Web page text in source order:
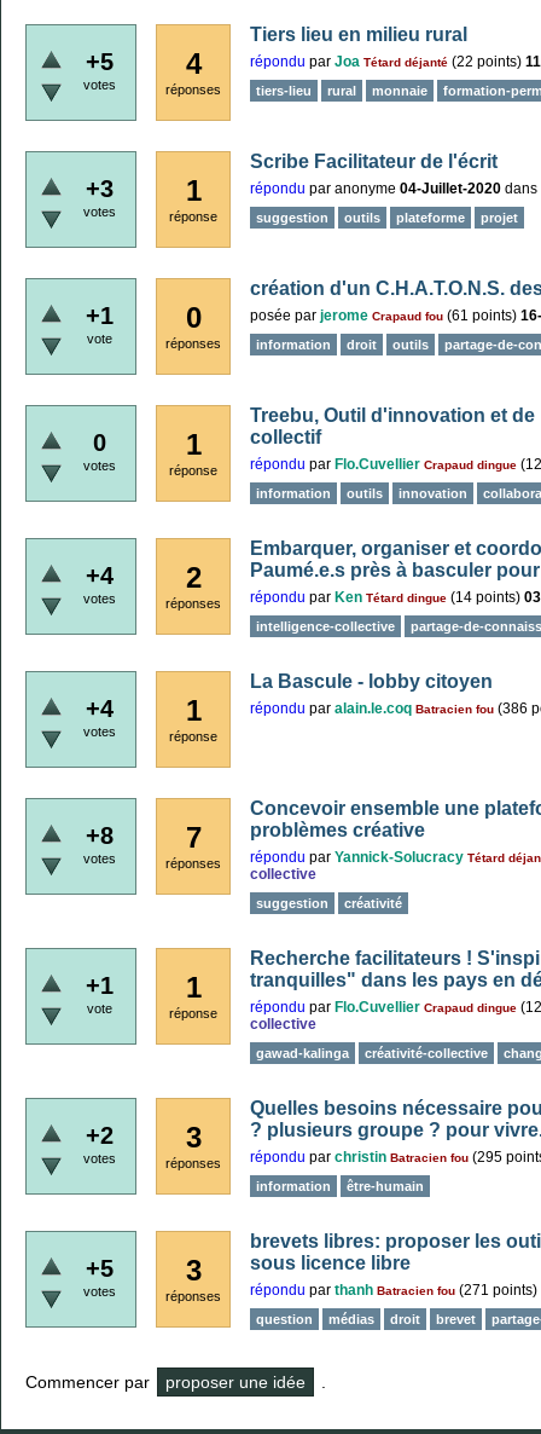
+5
votes
4
réponses
Tiers lieu en milieu rural
répondu par Joa Tétard déjanté (22 points)
tiers-lieu rural monnaie formation-
+3
votes
1
réponse
Scribe Facilitateur de l'écrit
répondu par anonyme 04-Juillet-2020 dans
suggestion outils plateforme projet
+1
vote
0
réponses
création d'un C.H.A.T.O.N.S.
posée par jerome Crapaud fou (61 points)
information droit outils partage-de-
0
votes
1
réponse
Treebu, Outil d'innovation et
collectif
répondu par Flo.Cuvellier Crapaud dingue (
information outils innovation
+4
votes
2
réponses
Embarquer, organiser et
Paumé.e.s près à basculer
répondu par Ken Tétard dingue (14 points)
intelligence-collective partage-de-
+4
votes
1
réponse
La Bascule - lobby citoyen
répondu par alain.le.coq Batracien fou (386
+8
votes
7
réponses
Concevoir ensemble une
problèmes créative
répondu par Yannick-Solucracy Tétard
collective
suggestion créativité
+1
vote
1
réponse
Recherche facilitateurs !
tranquilles" dans les pays en
répondu par Flo.Cuvellier Crapaud dingue (
collective
gawad-kalinga créativité-collective
+2
votes
3
réponses
Quelles besoins nécessaire
? plusieurs groupe ? pour
répondu par christin Batracien fou (295
information être-humain
+5
votes
3
réponses
brevets libres: proposer les
sous licence libre
répondu par thanh Batracien fou (271 points)
question médias droit brevet
Commencer par proposer une idée